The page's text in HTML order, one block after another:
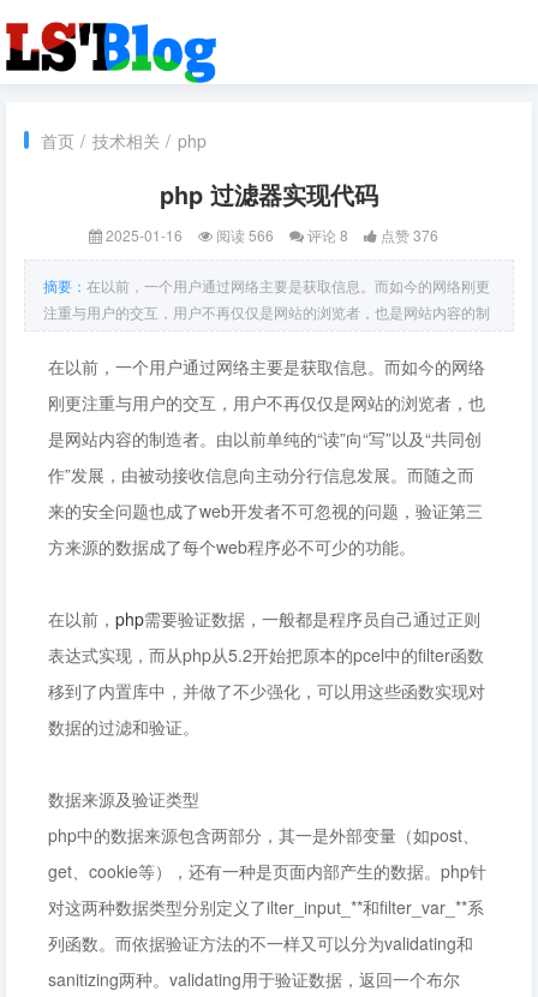
首页 / 技术相关 / php
php 过滤器实现代码
2025-01-16 阅读 566 评论 8 点赞 376
摘要： 在以前，一个用户通过网络主要是获取信息。而如今的网络刚更
注重与用户的交互，用户不再仅仅是网站的浏览者，也是网站内容的制
造者。由以前单纯的“读”向“写”以及“共同创作”发展，由被动接收信息向
主动分行信息发展。而随之而来的安全问题也成了web开发者不可忽视
在以前，一个用户通过网络主要是获取信息。而如今的网络
刚更注重与用户的交互，用户不再仅仅是网站的浏览者，也
是网站内容的制造者。由以前单纯的“读”向“写”以及“共同创
作”发展，由被动接收信息向主动分行信息发展。而随之而
来的安全问题也成了web开发者不可忽视的问题，验证第三
方来源的数据成了每个web程序必不可少的功能。
在以前， php需要验证数据，一般都是程序员自己通过正则
表达式实现，而从php从5.2开始把原本的pcel中的filter函数
移到了内置库中，并做了不少强化，可以用这些函数实现对
数据的过滤和验证。
数据来源及验证类型
php中的数据来源包含两部分，其一是外部变量（如post、
get、cookie等），还有一种是页面内部产生的数据。php针
对这两种数据类型分别定义了ilter_input_**和filter_var_**系
列函数。而依据验证方法的不一样又可以分为validating和
sanitizing两种。validating用于验证数据，返回一个布尔